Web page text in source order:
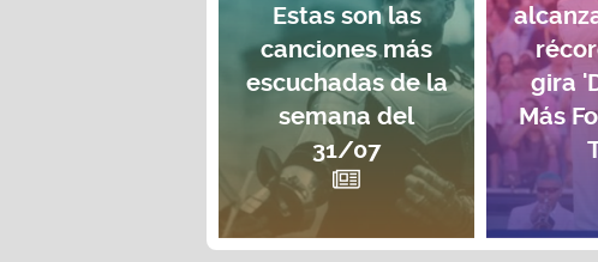
Estas son las
canciones más
escuchadas de la
semana del
31/07
gira
Más